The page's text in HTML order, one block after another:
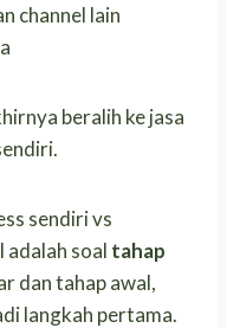
channel lain
beralih ke jasa
sendiri vs
adalah soal tahap
dan tahap awal,
langkah pertama.